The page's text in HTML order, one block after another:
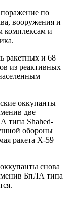
по
вооружения и
комплексам и
ракетных и 68
из реактивных
оккупанты
две
типа Shahed-
обороны
ракета Х-59
снова
БпЛА типа